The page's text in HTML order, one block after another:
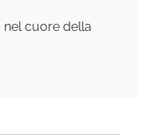
nel cuore della